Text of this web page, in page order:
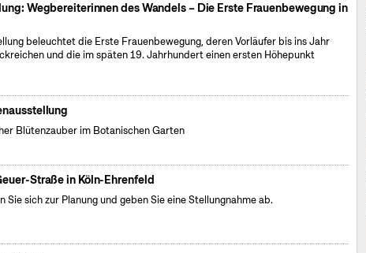
Wegbereiterinnen des Wandels – Die Erste Frauenbewegung in
beleuchtet die Erste Frauenbewegung, deren Vorläufer bis ins Jahr
und die im späten 19. Jahrhundert einen ersten Höhepunkt
Blütenzauber im Botanischen Garten
Straße in Köln-Ehrenfeld
Sie sich zur Planung und geben Sie eine Stellungnahme ab.